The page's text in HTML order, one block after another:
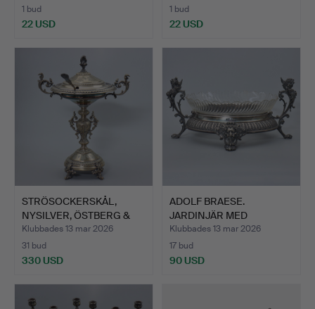
1 bud
22 USD
1 bud
22 USD
STRÖSOCKERSKÅL,
NYSILVER, ÖSTBERG &
LENHAR…
Klubbades 13 mar 2026
31 bud
330 USD
ADOLF BRAESE.
JARDINJÄR MED
GLASINSATS, NY…
Klubbades 13 mar 2026
17 bud
90 USD